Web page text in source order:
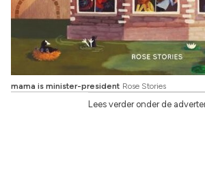
mama is minister-president Rose Stories
Lees verder onder de